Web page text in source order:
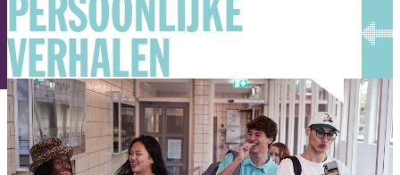
PERSOONLIJKE
VERHALEN